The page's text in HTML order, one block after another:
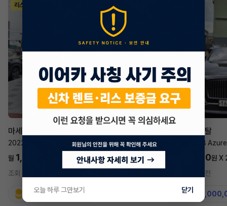
리스
승계 매니저
한태현
마세라티 르반떼
2022년
2.0 Hybrid GT
월 1,697,700 24개월
조회 742
지원금31,860,000원
벤틀리 컨티넨탈
4.0 V8 Azure
5,577,270원 X
2주 전
지원금
오늘 하루 그만보기 닫기